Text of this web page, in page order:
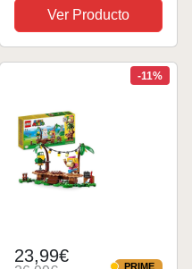
Juguete de
Construcción para
Niños +6 años con 4
Ver Producto
-11%
23,99€
PRIME